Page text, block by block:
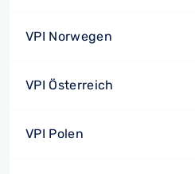
VPI Norwegen
VPI Österreich
VPI Polen